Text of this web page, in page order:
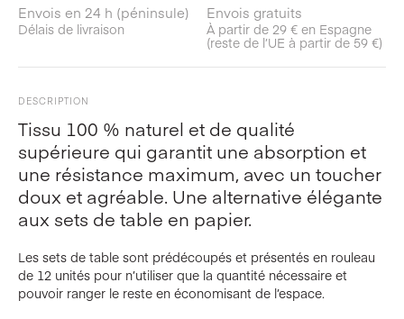
Envois en 24 h (péninsule)
Délais de livraison
Envois gratuits
À partir de 29 € en Espagne
(reste de l’UE à partir de 59 €)
DESCRIPTION
Tissu 100 % naturel et de qualité
supérieure qui garantit une absorption et
une résistance maximum, avec un toucher
doux et agréable. Une alternative élégante
aux sets de table en papier.
Les sets de table sont prédécoupés et présentés en rouleau
de 12 unités pour n’utiliser que la quantité nécessaire et
pouvoir ranger le reste en économisant de l’espace.